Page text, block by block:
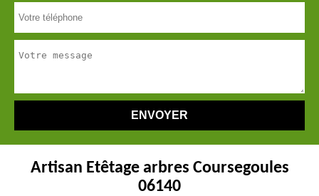
Artisan Etêtage arbres Coursegoules
06140